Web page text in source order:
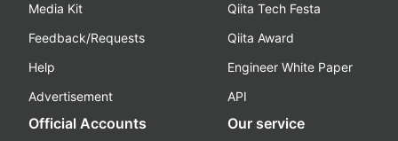
Media Kit
Feedback/Requests
Help
Advertisement
Qiita Tech Festa
Qiita Award
Engineer White Paper
API
Official Accounts Our service